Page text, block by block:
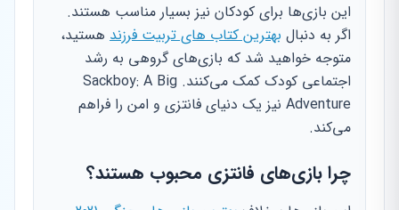
این بازی‌ها برای کودکان نیز بسیار مناسب هستند.
اگر به دنبال بهترین کتاب های تربیت فرزند هستید،
متوجه خواهید شد که بازی‌های گروهی به رشد
اجتماعی کودک کمک می‌کنند. Sackboy: A Big
Adventure نیز یک دنیای فانتزی و امن را فراهم
می‌کند.
چرا بازی‌های فانتزی محبوب هستند؟